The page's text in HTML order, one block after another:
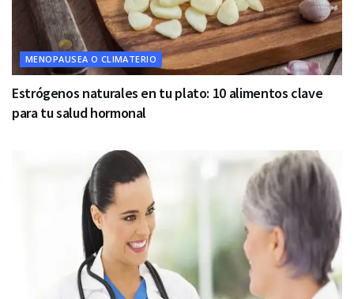
MENOPAUSEA O CLIMATERIO
Estrógenos naturales en tu plato: 10 alimentos clave
para tu salud hormonal